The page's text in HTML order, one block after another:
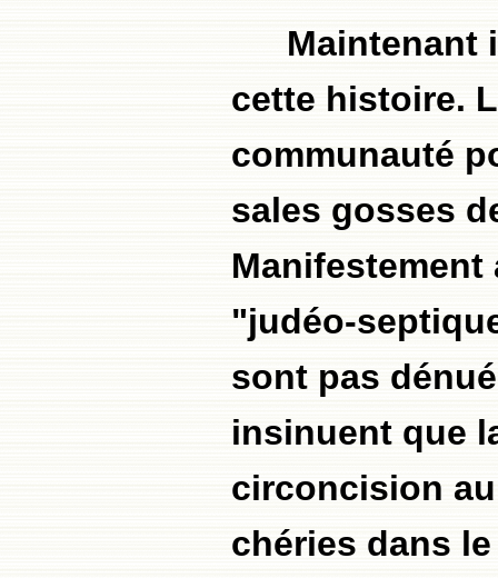
Maintenant
cette histoire.
communauté
sales gosses
"judéo-
sont pas
insinuent que
circoncision
chéries dans